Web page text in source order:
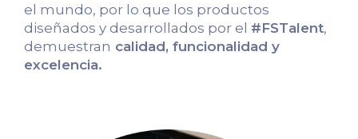
el mundo, por lo que los productos
diseñados y desarrollados por el #FSTalent,
demuestran calidad, funcionalidad y
excelencia.